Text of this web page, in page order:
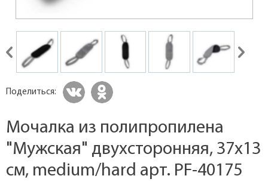
Поделиться:
Мочалка из полипропилена
"Мужская" двухсторонняя, 37х13
см, medium/hard арт. PF-40175